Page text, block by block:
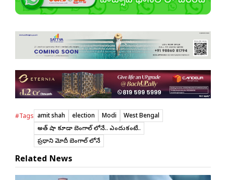
#Tags amit shah election Modi
West Bengal
అమిత్ షా కూడా బెంగాల్ లోనే.. ఎందుకంటే..
ప్రధాని మోదీ బెంగాల్ లోనే
Related News